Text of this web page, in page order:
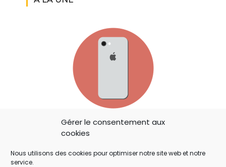
Gérer le consentement aux
cookies
Nous utilisons des cookies pour optimiser notre site web et notre
service.
IOS 14: APPLE A AJOUTÉ UN BOUTON
SECRET QUI A ÉCHAPPÉ À TOUT LE MONDE !